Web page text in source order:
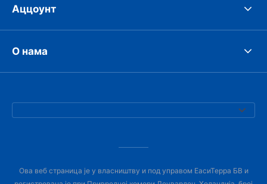
Аццоунт
О нама
Ова веб страница је у власништву и под управом ЕасиТерра БВ и